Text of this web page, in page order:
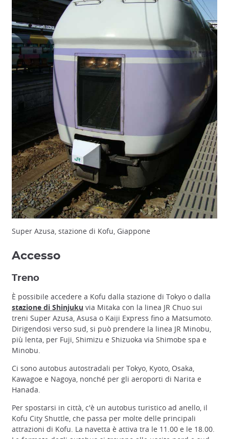
Super Azusa, stazione di Kofu, Giappone
Accesso
Treno
È possibile accedere a Kofu dalla stazione di Tokyo o dalla
stazione di Shinjuku via Mitaka con la linea JR Chuo sui
treni Super Azusa, Asusa o Kaiji Express fino a Matsumoto.
Dirigendosi verso sud, si può prendere la linea JR Minobu,
più lenta, per Fuji, Shimizu e Shizuoka via Shimobe spa e
Minobu.
Ci sono autobus autostradali per Tokyo, Kyoto, Osaka,
Kawagoe e Nagoya, nonché per gli aeroporti di Narita e
Hanada.
Per spostarsi in città, c'è un autobus turistico ad anello, il
Kofu City Shuttle, che passa per molte delle principali
attrazioni di Kofu. La navetta è attiva tra le 11.00 e le 18.00.